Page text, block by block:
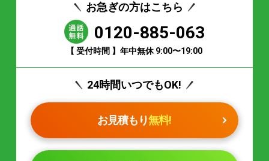
お急ぎの方はこちら
0120-885-063
【 受付時間 】年中無休 9:00〜19:00
24時間いつでもOK!
お見積もり無料!